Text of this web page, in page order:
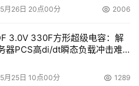
StorView
月26日 20点00分 2006
3.0V 330F方形超级电容：解
器PCS高di/dt瞬态负载冲击难
月25日 10点00分 1289